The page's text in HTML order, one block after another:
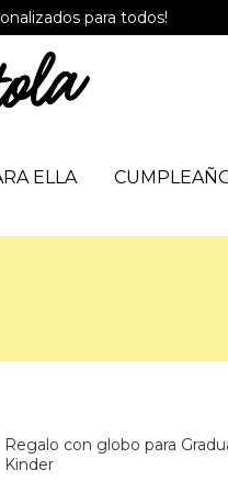
para todos!
ELLA
Regalo con globo para
Kinder